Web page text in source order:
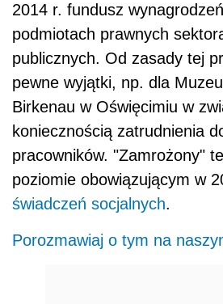
2014 r. fundusz
podmiotach prawnych
publicznych. Od zasady tej
pewne wyjątki, np. dla
Birkenau w Oświęcimiu w
koniecznością zatrudnienia
pracowników. "Zamrożony"
poziomie obowiązującym w
świadczeń socjalnych.
Porozmawiaj o tym na